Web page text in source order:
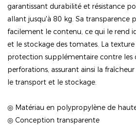
garantissant durabilité et résistance
allant jusqu'à 80 kg. Sa transparence
facilement le contenu, ce qui le rend
et le stockage des tomates. La
protection supplémentaire contre les
perforations, assurant ainsi la
le transport et le stockage.
◎ Matériau en polypropylène de
◎ Conception transparente